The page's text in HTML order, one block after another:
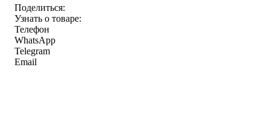
Поделиться:
Узнать о товаре:
Телефон
WhatsApp
Telegram
Email